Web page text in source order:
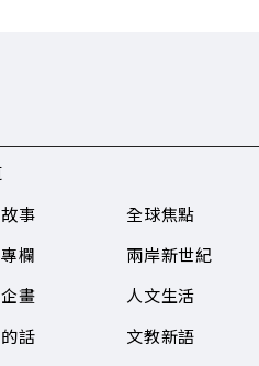
事
欄
畫
話
全球焦點
兩岸新世紀
人文生活
文教新語